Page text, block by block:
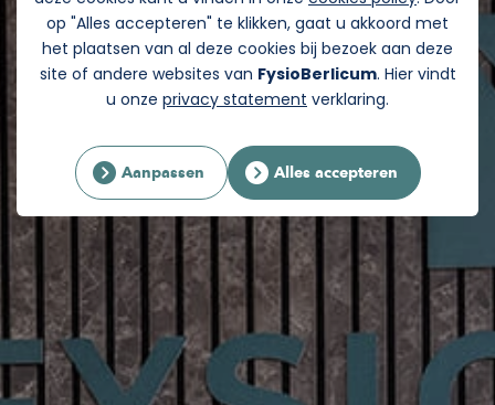
op "Alles accepteren" te klikken, gaat u akkoord met
het plaatsen van al deze cookies bij bezoek aan deze
site of andere websites van FysioBerlicum. Hier vindt
u onze privacy statement verklaring.
Aanpassen Alles accepteren